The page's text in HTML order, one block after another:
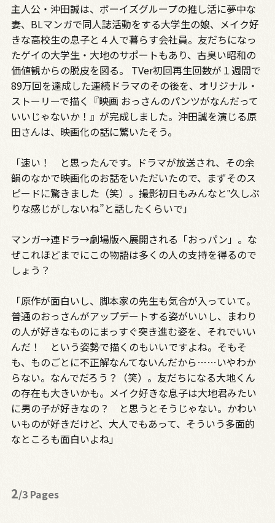
主人公・沖田誠は、ボーイズグループの推し活に夢中な
妻、BLマンガで同人誌活動をする大学生の娘、メイク好
きな高校生の息子と４人で暮らす会社員。友だちになっ
たゲイの大学生・大地のサポートもあり、古臭い昭和の
価値観からの脱皮を図る――。 TVer初回再生回数が１週間で
89万回を達成した連続ドラマのその後を、オリジナル・
ストーリーで描く『映画 おっさんのパンツがなんだって
いいじゃないか！』が完成しました。沖田誠を演じる原
田さんは、映画化の話に驚いたそう。
「速い！ と思ったんです。ドラマが放送され、その余
韻のなかで映画化のお話をいただいたので、まずそのス
ピードに驚きました（笑）。撮影初日もみんなと‟久しぶ
りな感じがしないね”と話したくらいで」
マンガ→連ドラ→劇場版へ展開される「おっパン」。な
ぜこれほどまでにこの物語は多くの人の支持を得るので
しょう？
「原作が面白いし、脚本家の先生も気合が入っていて。
普通のおっさんがアップデートする姿がいいし、まわり
の人が好きなものにまっすぐ突き進む姿を、それでいい
んだ！ という姿勢で描くのもいいですよね。そもそ
も、ものごとに不正解なんてないんだから……いやわか
らない。なんでだろう？（笑）。友だちになる大地くん
の存在も大きいかも。メイク好きな息子は大地君みたい
に男の子が好きなの？ と思うとそうじゃない。かわい
いものが好きだけど、大人でもあって、そういう多面的
なところも面白いよね」
2/3 Pages